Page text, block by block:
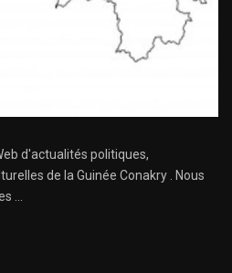
d'actualités politiques,
de la Guinée Conakry . Nous
...